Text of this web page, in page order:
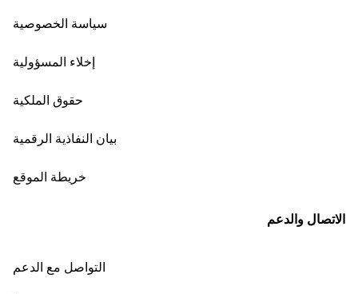
سياسة الخصوصية
إخلاء المسؤولية
حقوق الملكية
بيان النفاذية الرقمية
خريطة الموقع
الاتصال والدعم
التواصل مع الدعم